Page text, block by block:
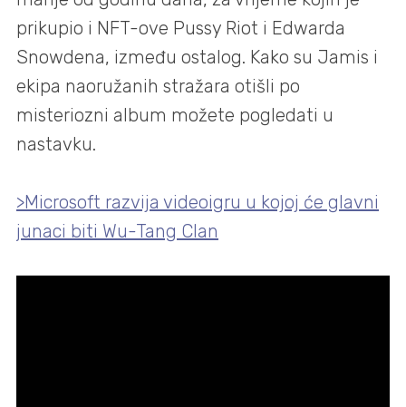
prikupio i NFT-ove Pussy Riot i Edwarda
Snowdena, između ostalog. Kako su Jamis i
ekipa naoružanih stražara otišli po
misteriozni album možete pogledati u
nastavku.
>Microsoft razvija videoigru u kojoj će glavni
junaci biti Wu-Tang Clan